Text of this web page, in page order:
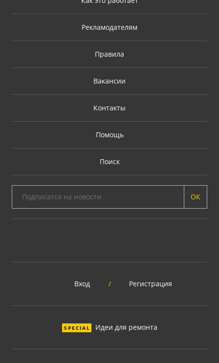
Рекламодателям
Правила
Вакансии
Контакты
Помощь
Поиск
ОК
Вход / Регистрация
SPECIAL Идеи для ремонта